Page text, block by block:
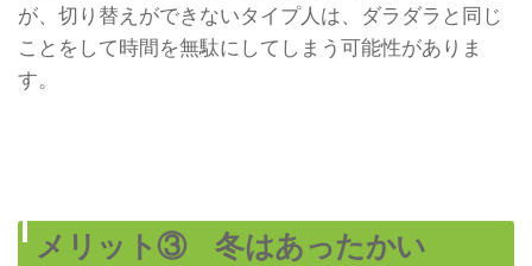
が、切り替えができないタイプ人は、ダラダラと同じ
ことをして時間を無駄にしてしまう可能性がありま
す。
メリット③ 冬はあったかい